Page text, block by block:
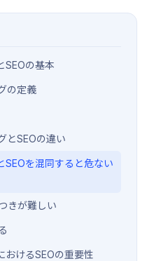
SEOの基本
の定義
とSEOの違い
SEOを混同すると危ない
きが難しい
おけるSEOの重要性